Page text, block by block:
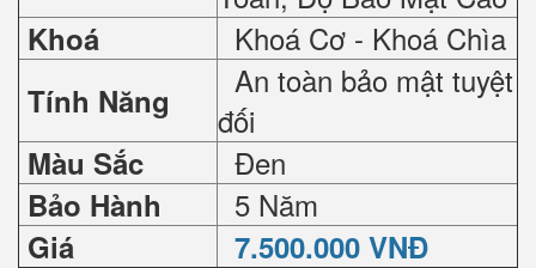
Khoá Khoá Cơ - Khoá Chìa
Tính Năng
An toàn bảo mật tuyệt
đối
Màu Sắc Đen
Bảo Hành 5 Năm
Giá 7.500.000 VNĐ